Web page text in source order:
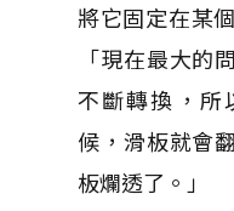
將它固定在某
「現在最大的
不斷轉換，所
候，滑板就會
板爛透了。」